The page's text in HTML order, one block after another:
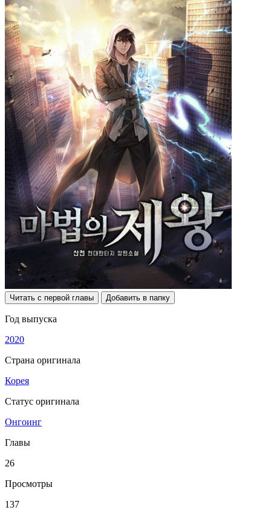
Читать с первой главы Добавить в папку
Год выпуска
2020
Страна оригинала
Корея
Статус оригинала
Онгоинг
Главы
26
Просмотры
137